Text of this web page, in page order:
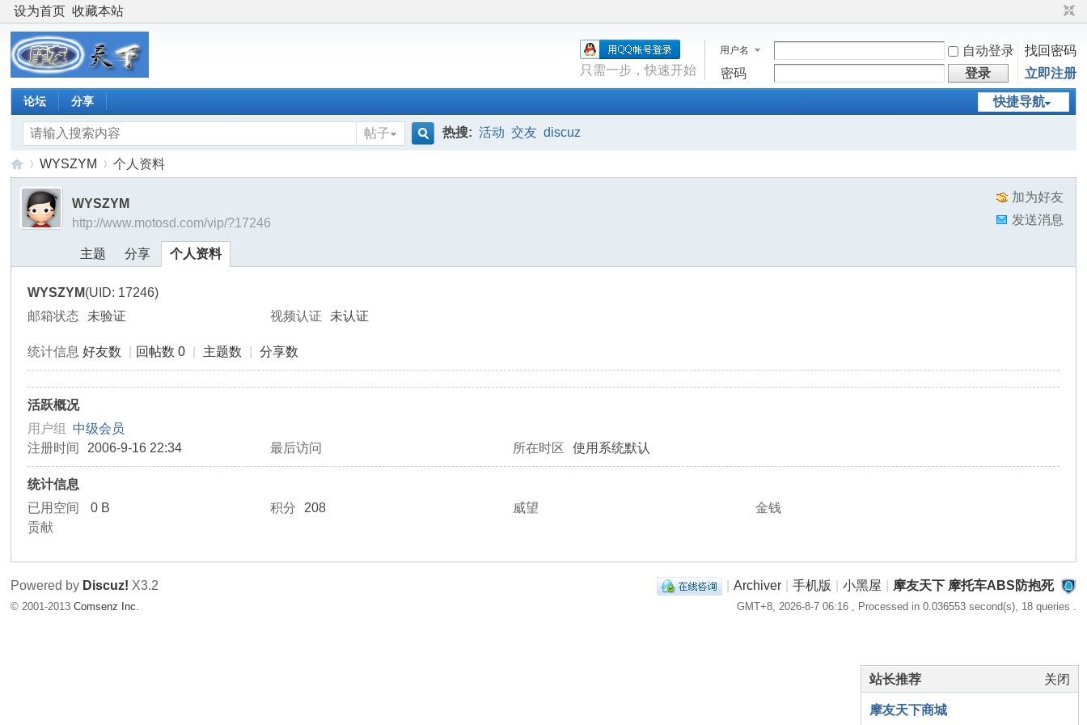
设为首页 收藏本站
用户名 自动登录
找回密码
密码
登录 立即注册
只需一步，快速开始
快捷导航
论坛 分享
帖子
热搜: 活动 交友 discuz
摩›
WYSZYM 个人资料
加为好友
发送消息
WYSZYM
http://www.motosd.com/vip/?17246
主题 分享 个人资料
WYSZYM(UID: 17246)
邮箱状态
未验证 视频认证 未认证
统计信息 好友数 回帖数 0 主题数 分享数
活跃概况
用户组 中级会员
注册时间
2006-9-16 22:34 最后访问 所在时区 使用系统默认
统计信息
已用空间
0 B 积分 208 威望
金钱
贡献
关闭
站长推荐
摩友天下商城
Archiver 手机版 小黑屋 摩友天下 摩托车ABS防抱死
GMT+8, 2026-8-7 06:16, Processed in 0.036553 second(s), 18 queries .
Powered by Discuz! X3.2
© 2001-2013Comsenz Inc.